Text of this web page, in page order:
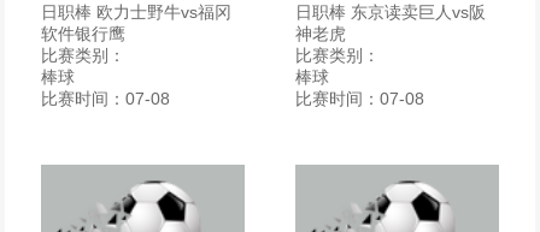
日职棒 欧力士野牛vs福冈
软件银行鹰
比赛类别：
棒球
比赛时间：07-08
日职棒 东京读卖巨人vs阪
神老虎
比赛类别：
棒球
比赛时间：07-08